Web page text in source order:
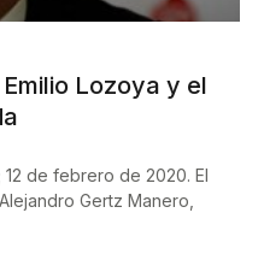
Lozoya y el
de febrero de 2020. El
Gertz Manero,